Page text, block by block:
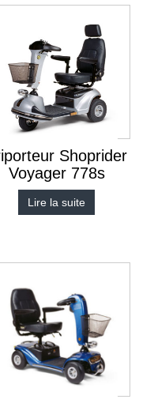
Shoprider
Voyager 778s
Lire la suite